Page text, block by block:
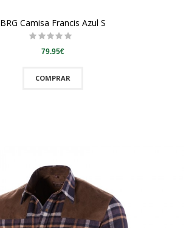
BRG Camisa Francis Azul S
79.95€
COMPRAR